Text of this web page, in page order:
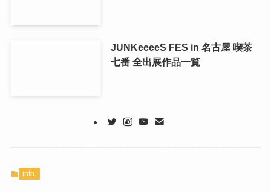
JUNKeeeeS FES in 名古屋 喫茶
七番 全出展作品一覧
info.